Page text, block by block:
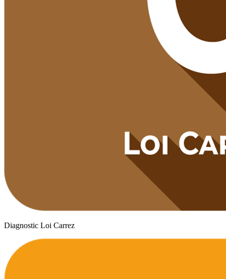
Diagnostic Loi Carrez